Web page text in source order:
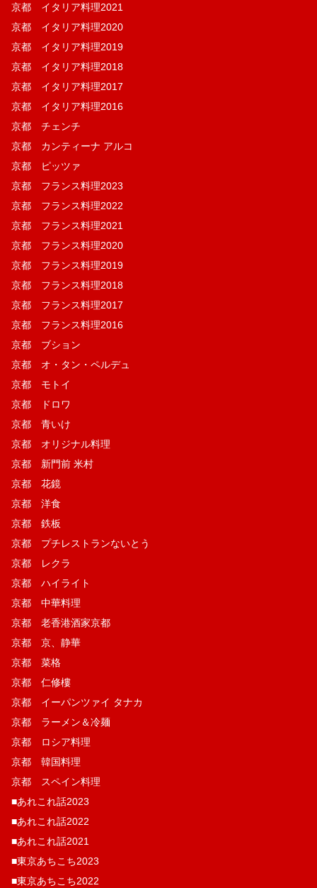
京都 イタリア料理2021
京都 イタリア料理2020
京都 イタリア料理2019
京都 イタリア料理2018
京都 イタリア料理2017
京都 イタリア料理2016
京都 チェンチ
京都 カンティーナ アルコ
京都 ピッツァ
京都 フランス料理2023
京都 フランス料理2022
京都 フランス料理2021
京都 フランス料理2020
京都 フランス料理2019
京都 フランス料理2018
京都 フランス料理2017
京都 フランス料理2016
京都 ブション
京都 オ・タン・ペルデュ
京都 モトイ
京都 ドロワ
京都 青いけ
京都 オリジナル料理
京都 新門前 米村
京都 花鏡
京都 洋食
京都 鉄板
京都 プチレストランないとう
京都 レクラ
京都 ハイライト
京都 中華料理
京都 老香港酒家京都
京都 京、静華
京都 菜格
京都 仁修樓
京都 イーパンツァイ タナカ
京都 ラーメン＆冷麺
京都 ロシア料理
京都 韓国料理
京都 スペイン料理
■あれこれ話2023
■あれこれ話2022
■あれこれ話2021
■東京あちこち2023
■東京あちこち2022